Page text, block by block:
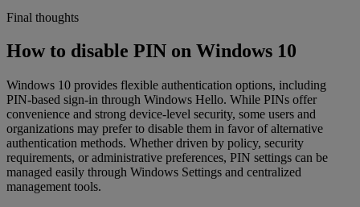
Final thoughts
How to disable PIN on Windows 10
Windows 10 provides flexible authentication options, including
PIN-based sign-in through Windows Hello. While PINs offer
convenience and strong device-level security, some users and
organizations may prefer to disable them in favor of alternative
authentication methods. Whether driven by policy, security
requirements, or administrative preferences, PIN settings can be
managed easily through Windows Settings and centralized
management tools.